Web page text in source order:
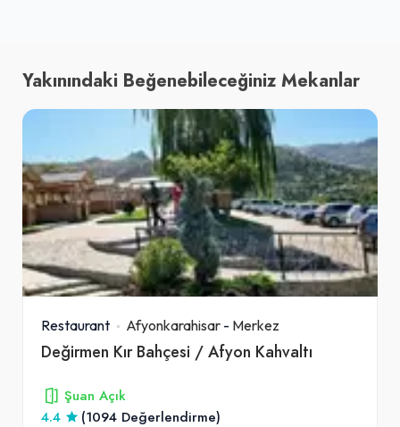
Yakınındaki Beğenebileceğiniz Mekanlar
Restaurant Afyonkarahisar - Merkez
Değirmen Kır Bahçesi / Afyon Kahvaltı
Şuan Açık
4.4
(1094 Değerlendirme)